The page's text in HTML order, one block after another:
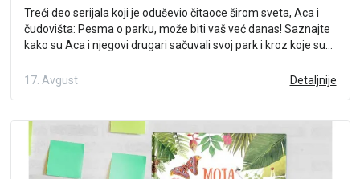
Treći deo serijala koji je oduševio čitaoce širom sveta, Aca i
čudovišta: Pesma o parku, može biti vaš već danas! Saznajte
kako su Aca i njegovi drugari sačuvali svoj park i kroz koje su
zabava i avantura su zagarantovane! Pred vama je
Omiljeni književni junak Aca dosad nas je vodio u očaravajuće
avanture, pa će tako i ova biti puna izazova, zanimljivosti i
smeha!
17. Avgust Detaljnije